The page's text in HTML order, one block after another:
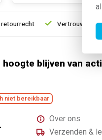
Vertrouwd
hoogte blijven van
niet bereikbaar
Over ons
Verzenden &